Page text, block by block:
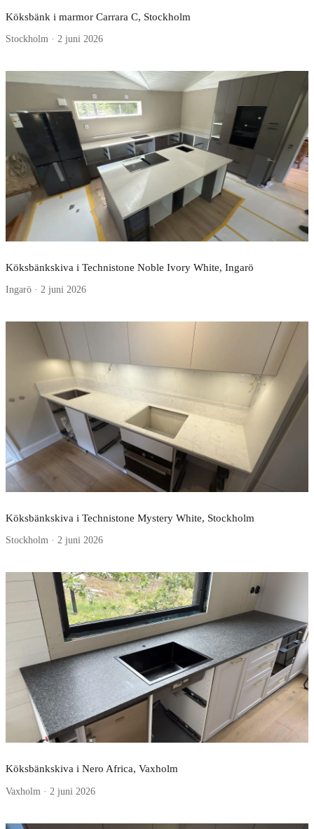
Köksbänk i marmor Carrara C, Stockholm
Stockholm · 2 juni 2026
Köksbänkskiva i Technistone Noble Ivory White, Ingarö
Ingarö · 2 juni 2026
Köksbänkskiva i Technistone Mystery White, Stockholm
Stockholm · 2 juni 2026
Köksbänkskiva i Nero Africa, Vaxholm
Vaxholm · 2 juni 2026